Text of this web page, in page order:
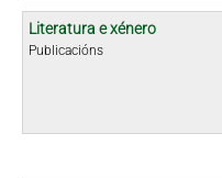
Literatura e xénero
Publicacións